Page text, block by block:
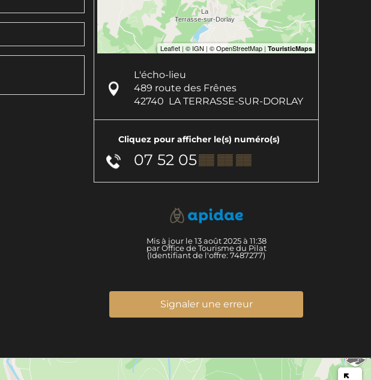
L'écho-lieu
489 route des Frênes
42740 LA TERRASSE-SUR-DORLAY
Cliquez pour afficher le(s) numéro(s)
07 52 05▒▒ ▒▒ ▒▒
Mis à jour le 13 août 2025 à 11:38
par Office de Tourisme du Pilat
(Identifiant de l'offre: 7487277)
Signaler une erreur